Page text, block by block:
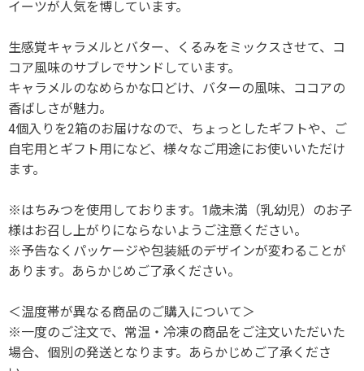
イーツが人気を博しています。
生感覚キャラメルとバター、くるみをミックスさせて、コ
コア風味のサブレでサンドしています。
キャラメルのなめらかな口どけ、バターの風味、ココアの
香ばしさが魅力。
4個入りを2箱のお届けなので、ちょっとしたギフトや、ご
自宅用とギフト用になど、様々なご用途にお使いいただけ
ます。
※はちみつを使用しております。1歳未満（乳幼児）のお子
様はお召し上がりにならないようご注意ください。
※予告なくパッケージや包装紙のデザインが変わることが
あります。あらかじめご了承ください。
＜温度帯が異なる商品のご購入について＞
※一度のご注文で、常温・冷凍の商品をご注文いただいた
場合、個別の発送となります。あらかじめご了承くださ